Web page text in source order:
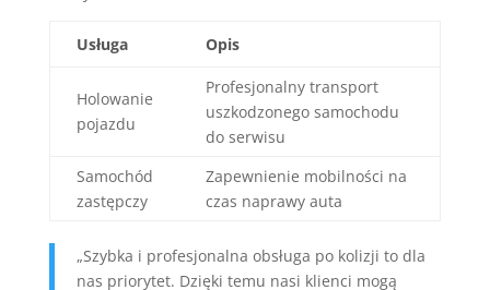
Usługa Opis
Holowanie
pojazdu
Profesjonalny transport
uszkodzonego samochodu
do serwisu
Samochód
zastępczy
Zapewnienie mobilności na
czas naprawy auta
„Szybka i profesjonalna obsługa po kolizji to dla
nas priorytet. Dzięki temu nasi klienci mogą